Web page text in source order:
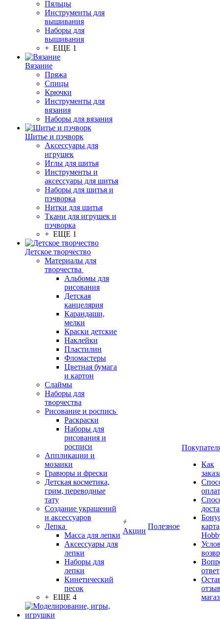
Пяльцы
Инструменты для
вышивания
Наборы для
вышивания
+ ЕЩЕ 1
Вязание
Пряжа
Спицы
Крючки
Инструменты для
вязания
Наборы для вязания
Шитье и пэчворк
Аксессуары для
игрушек
Иглы для шитья
Инструменты и
аксессуары для шитья
Наборы для шитья и
пэчворка
Нитки для шитья
Ткани для игрушек и
пэчворка
+ ЕЩЕ 1
Детское творчество
Материалы для
творчества
Альбомы для
рисования
Детская
канцелярия
Карандаши,
мелки
Краски детские
Наклейки
Пластилин
Фломастеры
Цветная бумага
и картон
Слаймы
Наборы для
творчества
Рисование и роспись
Раскраски
Наборы для
рисования и
росписи
Аппликации и
мозаики
Гравюры и фрески
Детская косметика,
грим, переводные
тату
Создание украшений
и аксессуаров
Лепка
Масса для лепки
Аксессуары для
лепки
Наборы для
лепки
Кинетический
песок
+ ЕЩЕ 4
Акции
Полезное
Как
карта
ответ